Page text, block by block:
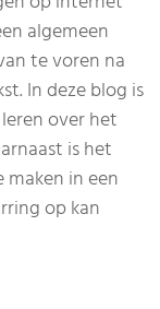
algemeen
te voren na
In deze blog is
over het
is het
in een
op kan